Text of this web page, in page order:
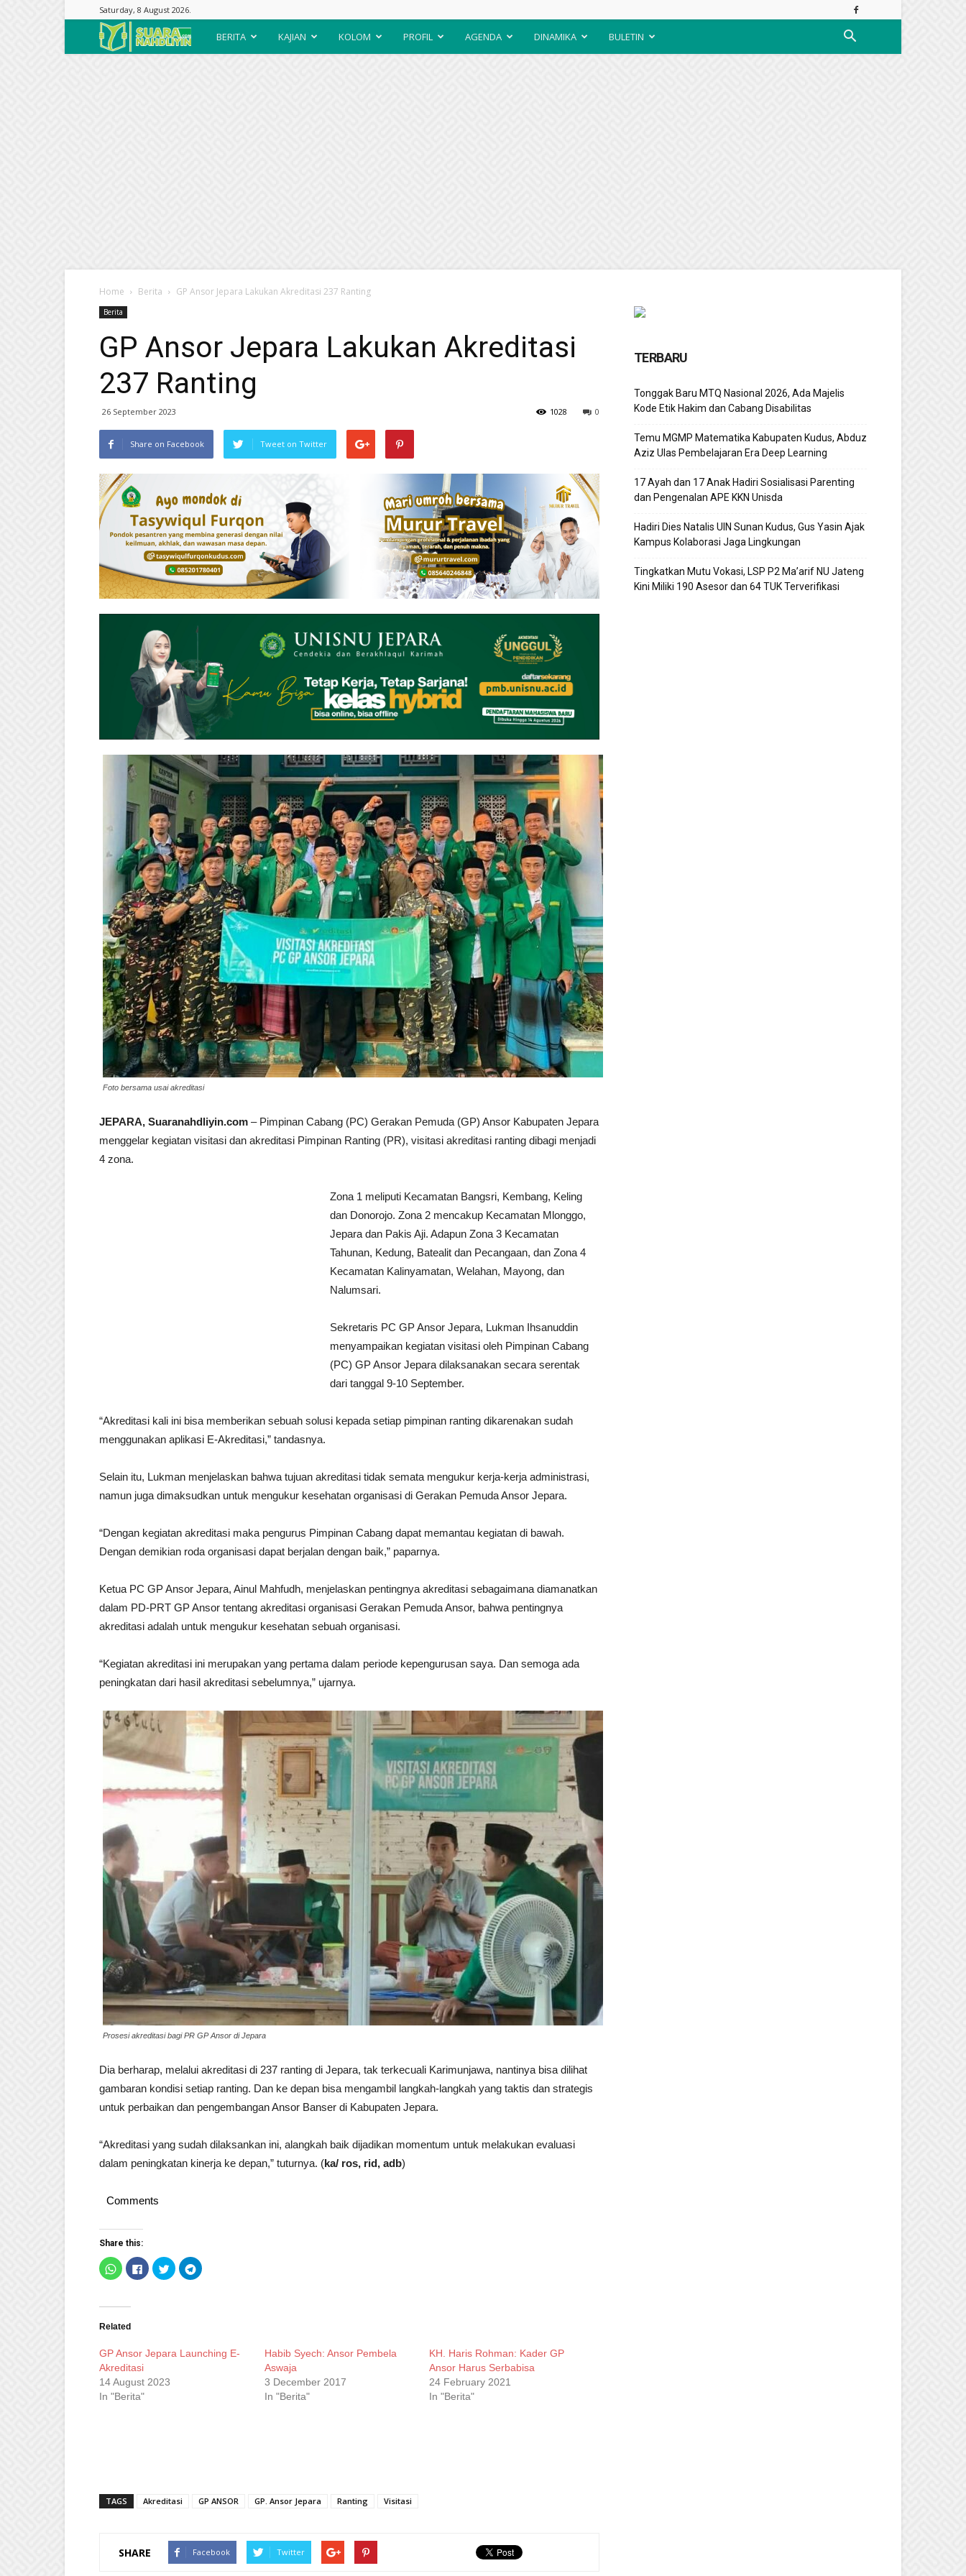
Saturday, 8 August 2026.
Suara
BERITA KAJIAN KOLOM PROFIL AGENDA DINAMIKA BULETIN
Home Berita GP Ansor Jepara Lakukan Akreditasi 237 Ranting
Berita
GP Ansor Jepara Lakukan Akreditasi
237 Ranting
26 September 2023 0
1028
Share on Facebook Tweet on Twitter
Foto bersama usai akreditasi
JEPARA, Suaranahdliyin.com – Pimpinan Cabang (PC) Gerakan Pemuda (GP) Ansor Kabupaten Jepara
menggelar kegiatan visitasi dan akreditasi Pimpinan Ranting (PR), visitasi akreditasi ranting dibagi menjadi
4 zona.
Zona 1 meliputi Kecamatan Bangsri, Kembang, Keling
dan Donorojo. Zona 2 mencakup Kecamatan Mlonggo,
Jepara dan Pakis Aji. Adapun Zona 3 Kecamatan
Tahunan, Kedung, Batealit dan Pecangaan, dan Zona 4
Kecamatan Kalinyamatan, Welahan, Mayong, dan
Nalumsari.
Sekretaris PC GP Ansor Jepara, Lukman Ihsanuddin
menyampaikan kegiatan visitasi oleh Pimpinan Cabang
(PC) GP Ansor Jepara dilaksanakan secara serentak
dari tanggal 9-10 September.
“Akreditasi kali ini bisa memberikan sebuah solusi kepada setiap pimpinan ranting dikarenakan sudah
menggunakan aplikasi E-Akreditasi,” tandasnya.
Selain itu, Lukman menjelaskan bahwa tujuan akreditasi tidak semata mengukur kerja-kerja administrasi,
namun juga dimaksudkan untuk mengukur kesehatan organisasi di Gerakan Pemuda Ansor Jepara.
“Dengan kegiatan akreditasi maka pengurus Pimpinan Cabang dapat memantau kegiatan di bawah.
Dengan demikian roda organisasi dapat berjalan dengan baik,” paparnya.
Ketua PC GP Ansor Jepara, Ainul Mahfudh, menjelaskan pentingnya akreditasi sebagaimana diamanatkan
dalam PD-PRT GP Ansor tentang akreditasi organisasi Gerakan Pemuda Ansor, bahwa pentingnya
akreditasi adalah untuk mengukur kesehatan sebuah organisasi.
“Kegiatan akreditasi ini merupakan yang pertama dalam periode kepengurusan saya. Dan semoga ada
peningkatan dari hasil akreditasi sebelumnya,” ujarnya.
Prosesi akreditasi bagi PR GP Ansor di Jepara
Dia berharap, melalui akreditasi di 237 ranting di Jepara, tak terkecuali Karimunjawa, nantinya bisa dilihat
gambaran kondisi setiap ranting. Dan ke depan bisa mengambil langkah-langkah yang taktis dan strategis
untuk perbaikan dan pengembangan Ansor Banser di Kabupaten Jepara.
“Akreditasi yang sudah dilaksankan ini, alangkah baik dijadikan momentum untuk melakukan evaluasi
dalam peningkatan kinerja ke depan,” tuturnya. (ka/ ros, rid, adb)
Comments
Share this:
Click
to
share
(Opens
new
Click
to
share
Click
to
share
Click
to
Related
GP Ansor Jepara Launching E-
Akreditasi
14 August 2023
In "Berita"
Habib Syech: Ansor Pembela
Aswaja
3 December 2017
In "Berita"
KH. Haris Rohman: Kader GP
Ansor Harus Serbabisa
24 February 2021
In "Berita"
TAGS Akreditasi GP ANSOR GP. Ansor Jepara Ranting Visitasi
SHARE Facebook Twitter
TERBARU
Tonggak Baru MTQ Nasional 2026, Ada Majelis
Kode Etik Hakim dan Cabang Disabilitas
Temu MGMP Matematika Kabupaten Kudus, Abduz
Aziz Ulas Pembelajaran Era Deep Learning
17 Ayah dan 17 Anak Hadiri Sosialisasi Parenting
dan Pengenalan APE KKN Unisda
Hadiri Dies Natalis UIN Sunan Kudus, Gus Yasin Ajak
Kampus Kolaborasi Jaga Lingkungan
Tingkatkan Mutu Vokasi, LSP P2 Ma’arif NU Jateng
Kini Miliki 190 Asesor dan 64 TUK Terverifikasi